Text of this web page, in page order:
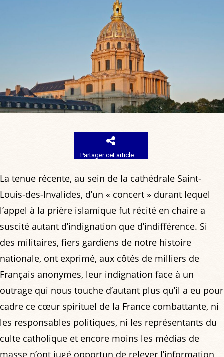
Partager cet article
La tenue récente, au sein de la cathédrale Saint-
Louis-des-Invalides, d’un « concert » durant lequel
l’appel à la prière islamique fut récité en chaire a
suscité autant d’indignation que d’indifférence. Si
des militaires, fiers gardiens de notre histoire
nationale, ont exprimé, aux côtés de milliers de
Français anonymes, leur indignation face à un
outrage qui nous touche d’autant plus qu’il a eu pour
cadre ce cœur spirituel de la France combattante, ni
les responsables politiques, ni les représentants du
culte catholique et encore moins les médias de